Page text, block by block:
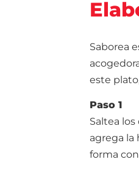
Saborea
este
Paso 1
Saltea
agrega la
forma